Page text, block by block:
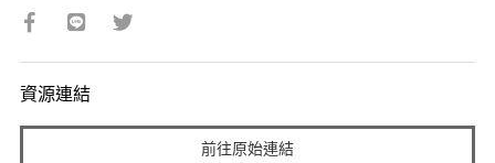
資源連結
前往原始連結